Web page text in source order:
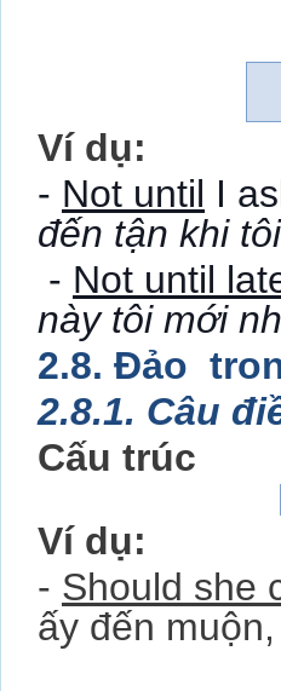
Ví dụ:
- Not until I
đến tận khi
- Not until
này tôi mới
2.8. Đảo
2.8.1. Câu
Cấu trúc
Ví dụ:
- Should she
ấy đến